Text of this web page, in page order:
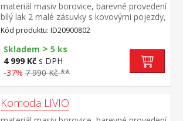
materiál masiv borovice, barevné provedení
bílý lak 2 malé zásuvky s kovovými pojezdy,
2 dvířka vhodný doplněk nástavec LOVI
8056B PAMINA, LOVI, ABACO, LIVIO,
ALICANTE, VALENCIA, TOSCANA, SIENA
Kód produktu: ID20900802
Skladem > 5 ks
4 999 Kč s DPH
-37% 7 990 Kč **
Komoda LIVIO